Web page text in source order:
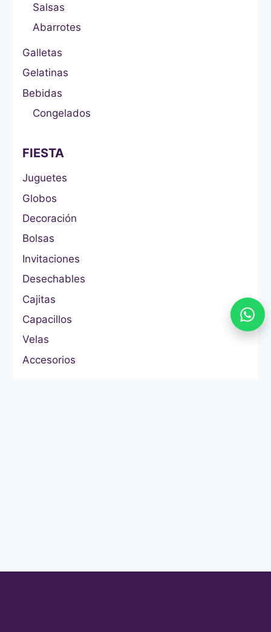
Salsas
Abarrotes
Galletas
Gelatinas
Bebidas
Congelados
FIESTA
Juguetes
Globos
Decoración
Bolsas
Invitaciones
Desechables
Cajitas
Capacillos
Velas
Accesorios